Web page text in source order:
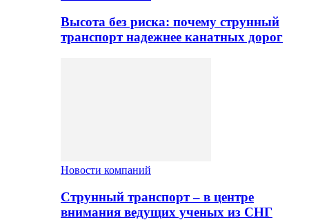
Высота без риска: почему струнный
транспорт надежнее канатных дорог
Новости компаний
Струнный транспорт – в центре
внимания ведущих ученых из СНГ